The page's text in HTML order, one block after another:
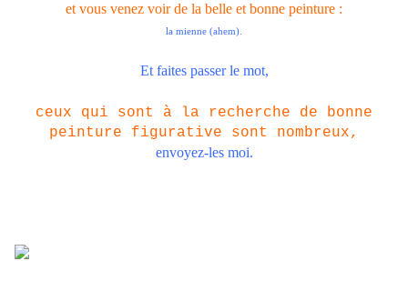
et vous venez voir de la belle et bonne peinture :
la mienne (ahem).
Et faites passer le mot,
ceux qui sont à la recherche de bonne
peinture figurative sont nombreux,
envoyez-les moi.